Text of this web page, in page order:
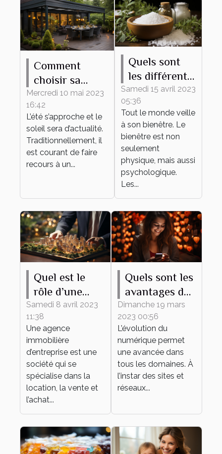
Comment
choisir sa
pergola
bioclimatique ?
Mercredi 10 mai 2023
16:42
L’été s’approche et le
soleil sera d’actualité.
Traditionnellement, il
est courant de faire
recours à un...
Quels sont
les différents
bienfaits des
sels de bain ?
Samedi 15 avril 2023
05:36
Tout le monde veille
à son bienêtre. Le
bienêtre est non
seulement
physique, mais aussi
psychologique.
Les...
Quel est le
rôle d’une
agence
immobilière
d’entreprise ?
Samedi 8 avril 2023
11:38
Une agence
immobilière
d’entreprise est une
société qui se
spécialise dans la
location, la vente et
l’achat...
Quels sont les
avantages du
recours à un
site de
rencontre ?
Dimanche 19 mars
2023 00:56
L’évolution du
numérique permet
une avancée dans
tous les domaines. À
l’instar des sites et
réseaux...